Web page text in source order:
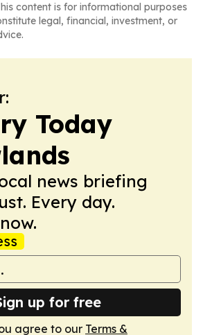
content is for informational purposes
legal, financial, investment, or
Today
news briefing
Every day.
up for free
agree to our Terms &